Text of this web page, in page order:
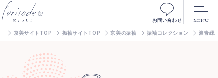
MENU
お問い合わせ
京美サイトTOP 振袖サイトTOP 京美の振袖 振袖コレクション 濃青緑